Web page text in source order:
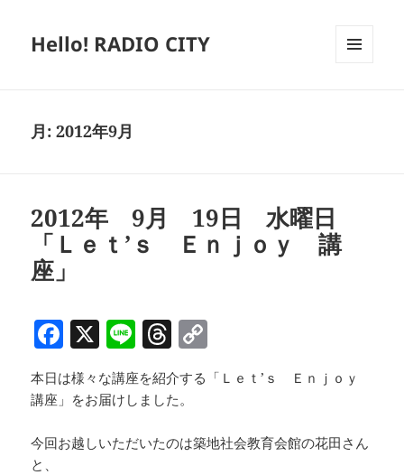
Hello! RADIO CITY
月:2012年9月
2012年 9月 19日 水曜日
「Ｌｅｔ’ｓ Ｅｎｊｏｙ 講
座」
F
a
c
e
b
X Li
n
e
T
h
re
d
o
p
Li
本日は様々な講座を紹介する「Ｌｅｔ’ｓ Ｅｎｊｏｙ
講座」をお届けしました。
今回お越しいただいたのは築地社会教育会館の花田さん
と、